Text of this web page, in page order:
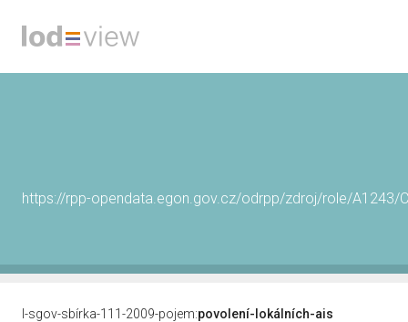
https://rpp-opendata.egon.gov.cz/odrpp/zdroj/role/A1243/
l-sgov-sbírka-111-2009-pojem:povolení-lokálních-ais